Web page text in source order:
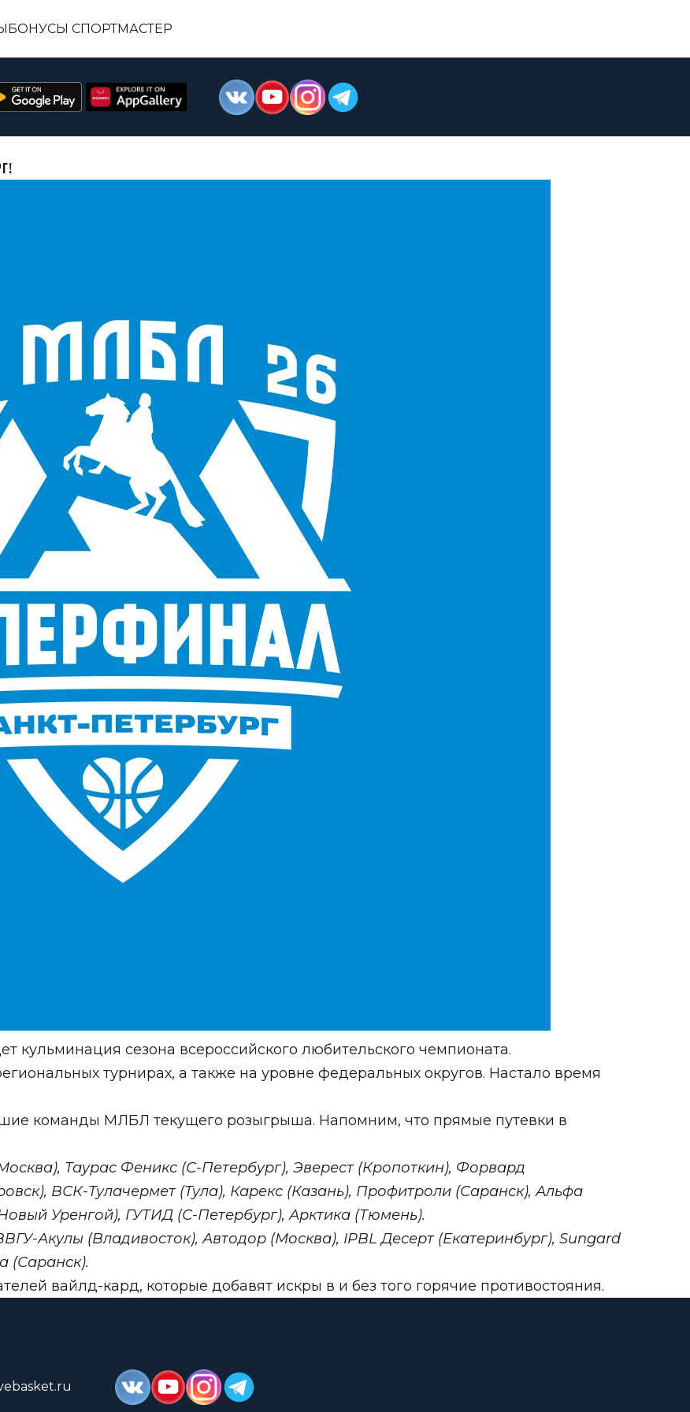
БОНУСЫ СПОРТМАСТЕР
кульминация сезона всероссийского любительского чемпионата.
турнирах, а также на уровне федеральных округов. Настало время
команды МЛБЛ текущего розыгрыша. Напомним, что прямые путевки в
Таурас Феникс (С-Петербург), Эверест (Кропоткин), Форвард
ВСК-Тулачермет (Тула), Карекс (Казань), Профитроли (Саранск), Альфа
Уренгой), ГУТИД (С-Петербург), Арктика (Тюмень).
Акулы (Владивосток), Автодор (Москва), IPBL Десерт (Екатеринбург), Sungard
(Саранск).
вайлд-кард, которые добавят искры в и без того горячие противостояния.